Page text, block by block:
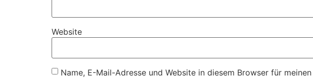
Website
Name, E-Mail-Adresse und Website in diesem Browser für